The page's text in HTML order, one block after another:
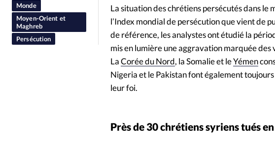
Monde
Moyen-Orient et
Maghreb
Persécution
La situation des chrétiens persécutés dans le
l’Index mondial de persécution que vient de
de référence, les analystes ont étudié la
mis en lumière une aggravation marquée
LaCorée du Nord, la Somalie et leYémen
Nigeria et le Pakistan font également
leur foi.
Près de 30 chrétiens syriens tués